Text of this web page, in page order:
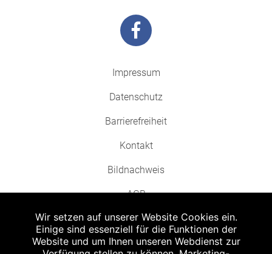
Impressum
Datenschutz
Barrierefreiheit
Kontakt
Bildnachweis
AGB
Wir setzen auf unserer Website Cookies ein.
Einige sind essenziell für die Funktionen der
Website und um Ihnen unseren Webdienst zur